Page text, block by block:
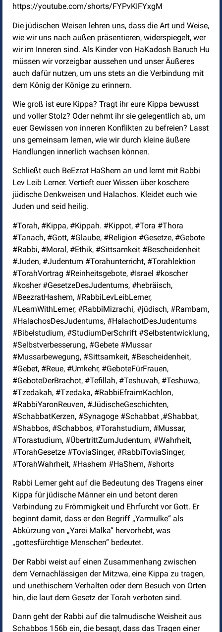
https://youtube.com/shorts/FYPvKIFYxgM
Die jüdischen Weisen lehren uns, dass die Art und Weise,
wie wir uns nach außen präsentieren, widerspiegelt, wer
wir im Inneren sind. Als Kinder von HaKadosh Baruch Hu
müssen wir vorzeigbar aussehen und unser Äußeres
auch dafür nutzen, um uns stets an die Verbindung mit
dem König der Könige zu erinnern.
Wie groß ist eure Kippa? Tragt ihr eure Kippa bewusst
und voller Stolz? Oder nehmt ihr sie gelegentlich ab, um
euer Gewissen von inneren Konflikten zu befreien? Lasst
uns gemeinsam lernen, wie wir durch kleine äußere
Handlungen innerlich wachsen können.
Schließt euch BeEzrat HaShem an und lernt mit Rabbi
Lev Leib Lerner. Vertieft euer Wissen über koschere
jüdische Denkweisen und Halachos. Kleidet euch wie
Juden und seid heilig.
#Torah, #Kippa, #Kippah. #Kippot, #Tora #Thora
#Tanach, #Gott, #Glaube, #Religion #Gesetze, #Gebote
#Rabbi, #Moral, #Ethik, #Sittsamkeit #Bescheidenheit
#Juden, #Judentum #Torahunterricht, #Torahlektion
#TorahVortrag #Reinheitsgebote, #Israel #koscher
#kosher #GesetzeDesJudentums, #hebräisch,
#BeezratHashem, #RabbiLevLeibLerner,
#LearnWithLerner, #RabbiMizrachi, #jüdisch, #Rambam,
#HalachosDesJudentums, #HalachotDesJudentums
#Bibelstudium, #StudiumDerSchrift #Selbstentwicklung,
#Selbstverbesserung, #Gebete #Mussar
#Mussarbewegung, #Sittsamkeit, #Bescheidenheit,
#Gebet, #Reue, #Umkehr, #GeboteFürFrauen,
#GeboteDerBrachot, #Tefillah, #Teshuvah, #Teshuwa,
#Tzedakah, #Tzedaka, #RabbiEfraimKachlon,
#RabbiYaronReuven, #JüdischeGeschichten,
#SchabbatKerzen, #Synagoge #Schabbat ,#Shabbat,
#Shabbos, #Schabbos, #Torahstudium, #Mussar,
#Torastudium, #ÜbertrittZumJudentum, #Wahrheit,
#TorahGesetze #ToviaSinger, #RabbiToviaSinger,
#TorahWahrheit, #Hashem #HaShem, #shorts
Rabbi Lerner geht auf die Bedeutung des Tragens einer
Kippa für jüdische Männer ein und betont deren
Verbindung zu Frömmigkeit und Ehrfurcht vor Gott. Er
beginnt damit, dass er den Begriff „Yarmulke“ als
Abkürzung von „Yarei Malka“ hervorhebt, was
„gottesfürchtige Menschen“ bedeutet.
Der Rabbi weist auf einen Zusammenhang zwischen
dem Vernachlässigen der Mitzwa, eine Kippa zu tragen,
und unethischem Verhalten oder dem Besuch von Orten
hin, die laut dem Gesetz der Torah verboten sind.
Dann geht der Rabbi auf die talmudische Weisheit aus
Schabbos 156b ein, die besagt, dass das Tragen einer